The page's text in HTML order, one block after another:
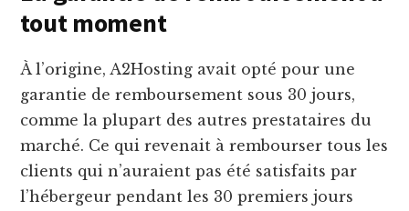
tout moment
À l’origine, A2Hosting avait opté pour une
garantie de remboursement sous 30 jours,
comme la plupart des autres prestataires du
marché. Ce qui revenait à rembourser tous les
clients qui n’auraient pas été satisfaits par
l’hébergeur pendant les 30 premiers jours